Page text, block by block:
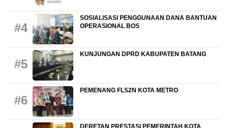
#4
SOSIALISASI PENGGUNAAN DANA BANTUAN
OPERASIONAL BOS
#5
KUNJUNGAN DPRD KABUPATEN BATANG
#6
PEMENANG FLS2N KOTA METRO